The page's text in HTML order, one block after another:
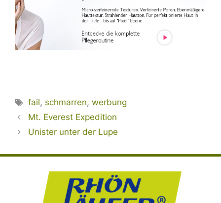
Schlagwörter
fail, schmarren,werbung
Mt. Everest Expedition
Unister unter der Lupe